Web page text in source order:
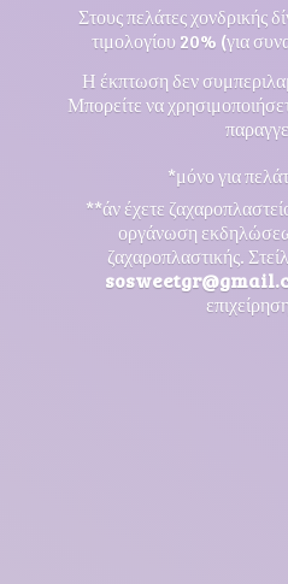
Στους πελάτες χονδρικής
τιμολογίου 20% (για
Η έκπτωση δεν
Μπορείτε να
*μόνο για
**άν έχετε
οργάνωση
ζαχαροπλαστικής.